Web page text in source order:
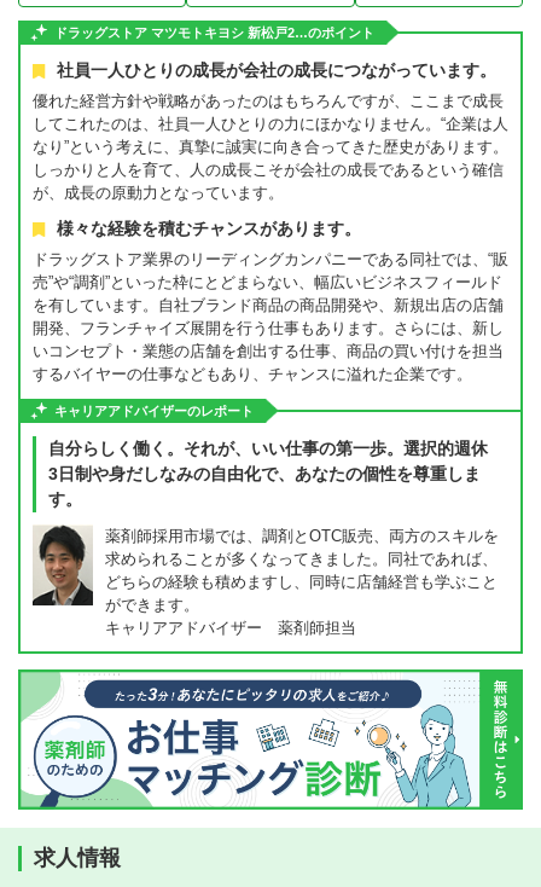
ドラッグストア マツモトキヨシ 新松戸2…のポイント
社員一人ひとりの成長が会社の成長につながっています。
優れた経営方針や戦略があったのはもちろんですが、ここまで成長
してこれたのは、社員一人ひとりの力にほかなりません。“企業は人
なり”という考えに、真摯に誠実に向き合ってきた歴史があります。
しっかりと人を育て、人の成長こそが会社の成長であるという確信
が、成長の原動力となっています。
様々な経験を積むチャンスがあります。
ドラッグストア業界のリーディングカンパニーである同社では、“販
売”や“調剤”といった枠にとどまらない、幅広いビジネスフィールド
を有しています。自社ブランド商品の商品開発や、新規出店の店舗
開発、フランチャイズ展開を行う仕事もあります。さらには、新し
いコンセプト・業態の店舗を創出する仕事、商品の買い付けを担当
するバイヤーの仕事などもあり、チャンスに溢れた企業です。
キャリアアドバイザーのレポート
自分らしく働く。それが、いい仕事の第一歩。選択的週休
3日制や身だしなみの自由化で、あなたの個性を尊重しま
す。
薬剤師採用市場では、調剤とOTC販売、両方のスキルを
求められることが多くなってきました。同社であれば、
どちらの経験も積めますし、同時に店舗経営も学ぶこと
ができます。
キャリアアドバイザー 薬剤師担当
求人情報